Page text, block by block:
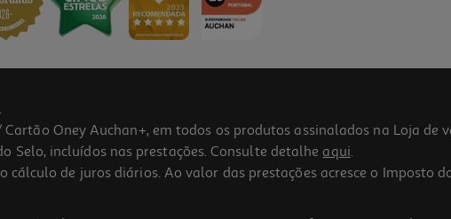
Oney Auchan+, em todos os produtos assinalados na Loja de
Selo, incluídos nas prestações. Consulte detalhe aqui.
de juros diários. Ao valor das prestações acresce o Imposto